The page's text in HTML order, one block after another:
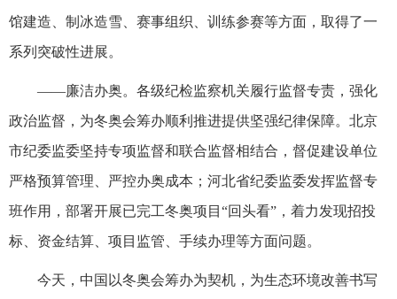
馆建造、制冰造雪、赛事组织、训练参赛等方面，取得了一
系列突破性进展。
——廉洁办奥。各级纪检监察机关履行监督专责，强化
政治监督，为冬奥会筹办顺利推进提供坚强纪律保障。北京
市纪委监委坚持专项监督和联合监督相结合，督促建设单位
严格预算管理、严控办奥成本；河北省纪委监委发挥监督专
班作用，部署开展已完工冬奥项目“回头看”，着力发现招投
标、资金结算、项目监管、手续办理等方面问题。
今天，中国以冬奥会筹办为契机，为生态环境改善书写